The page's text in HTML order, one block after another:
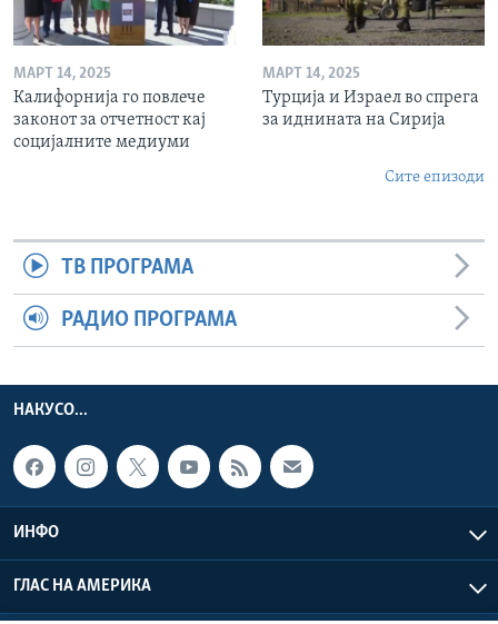
МАРТ 14, 2025
Калифорнија го повлече
законот за отчетност кај
социјалните медиуми
МАРТ 14, 2025
Турција и Израел во спрега
за иднината на Сирија
Сите епизоди
ТВ ПРОГРАМА
РАДИО ПРОГРАМА
НАКУСО...
ИНФО
ГЛАС НА АМЕРИКА